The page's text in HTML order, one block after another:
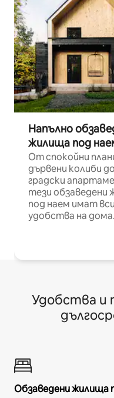
Напълно
жилища под
От спокойни
дървени колиби
градски
тези обзаведени
под наем имат
удобства на дома.
Удобства и
Обзаведени жилища